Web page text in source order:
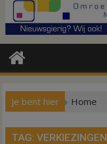
Je bent hier Home
TAG:VERKIEZINGEN